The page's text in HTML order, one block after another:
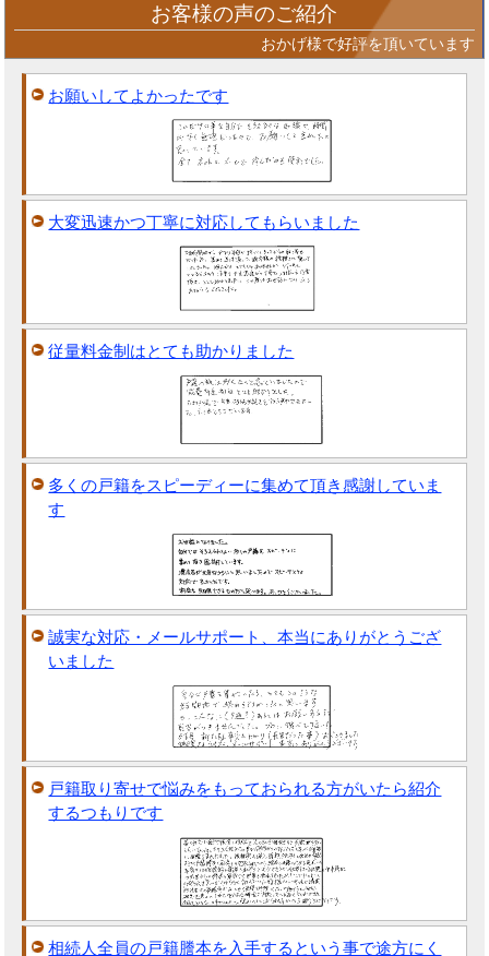
お客様の声のご紹介
おかげ様で好評を頂いています
お願いしてよかったです
大変迅速かつ丁寧に対応してもらいました
従量料金制はとても助かりました
多くの戸籍をスピーディーに集めて頂き感謝していま
す
誠実な対応・メールサポート、本当にありがとうござ
いました
戸籍取り寄せで悩みをもっておられる方がいたら紹介
するつもりです
相続人全員の戸籍謄本を入手するという事で途方にく